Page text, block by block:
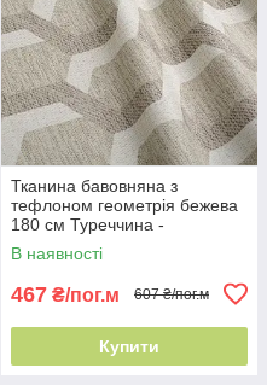
Тканина бавовняна з
тефлоном геометрія бежева
180 см Туреччина -
графічний малюнок
В наявності
467 ₴/пог.м 607 ₴/пог.м
Купити